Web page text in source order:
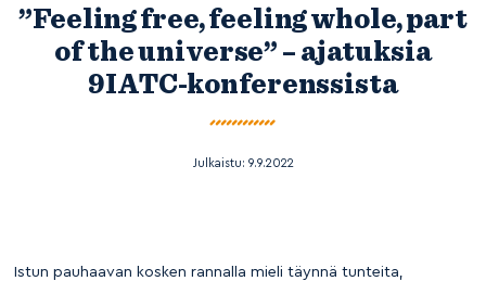
”Feeling free, feeling whole, part
of the universe” – ajatuksia
9IATC-konferenssista
Julkaistu: 9.9.2022
Istun pauhaavan kosken rannalla mieli täynnä tunteita,